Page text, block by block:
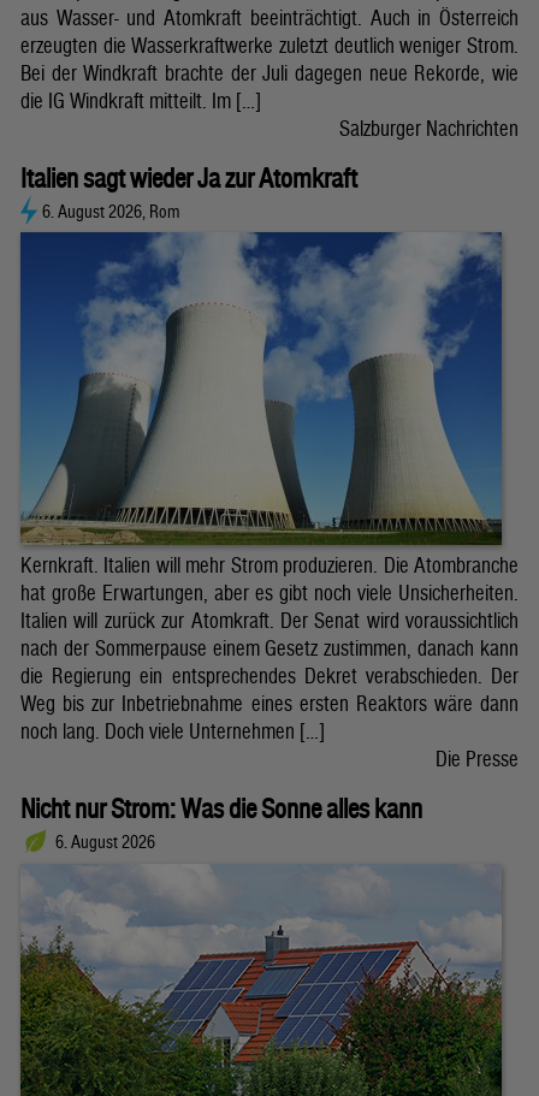
aus Wasser- und Atomkraft beeinträchtigt. Auch in Österreich
erzeugten die Wasserkraftwerke zuletzt deutlich weniger Strom.
Bei der Windkraft brachte der Juli dagegen neue Rekorde, wie
die IG Windkraft mitteilt. Im […]
Salzburger Nachrichten
Italien sagt wieder Ja zur Atomkraft
6. August 2026, Rom
Kernkraft. Italien will mehr Strom produzieren. Die Atombranche
hat große Erwartungen, aber es gibt noch viele Unsicherheiten.
Italien will zurück zur Atomkraft. Der Senat wird voraussichtlich
nach der Sommerpause einem Gesetz zustimmen, danach kann
die Regierung ein entsprechendes Dekret verabschieden. Der
Weg bis zur Inbetriebnahme eines ersten Reaktors wäre dann
noch lang. Doch viele Unternehmen […]
Die Presse
Nicht nur Strom: Was die Sonne alles kann
6. August 2026